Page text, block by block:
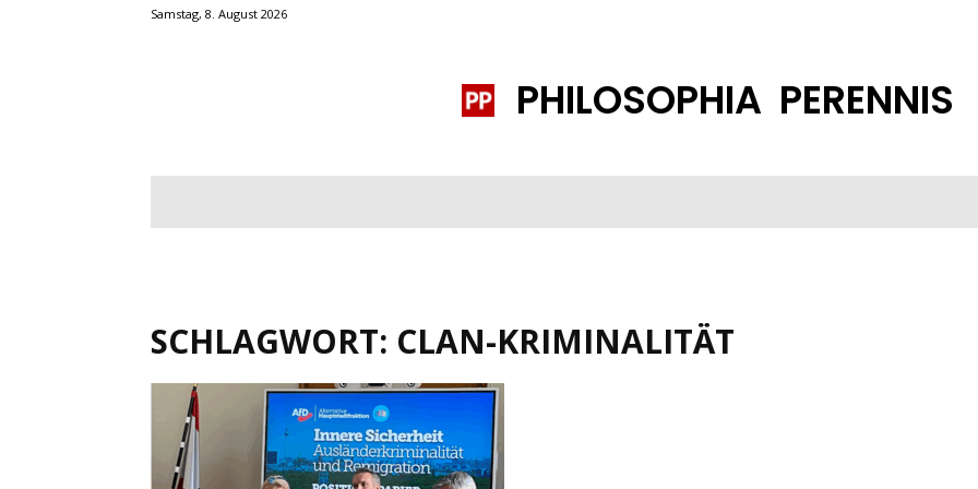
Samstag, 8. August 2026
PHILOSOPHIA PERENNIS
SCHLAGWORT: CLAN-KRIMINALITÄT